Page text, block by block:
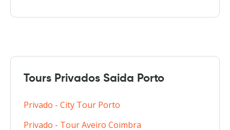
Tours Privados Saida Porto
Privado - City Tour Porto
Privado - Tour Aveiro Coimbra